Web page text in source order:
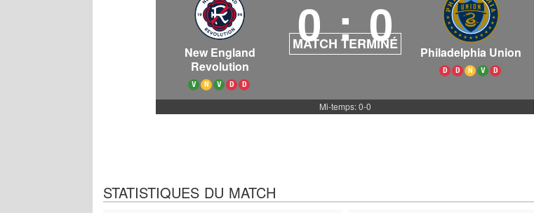
New England
Revolution
V N V D D
0 : 0
MATCH TERMINÉ Philadelphia Union
D D N V D
Mi-temps: 0-0
STATISTIQUES DU MATCH